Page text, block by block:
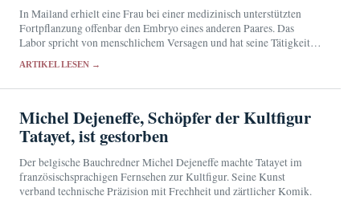
In Mailand erhielt eine Frau bei einer medizinisch unterstützten
Fortpflanzung offenbar den Embryo eines anderen Paares. Das
Labor spricht von menschlichem Versagen und hat seine Tätigkeit
ARTIKEL LESEN →
Michel Dejeneffe, Schöpfer der Kultfigur
Tatayet, ist gestorben
Der belgische Bauchredner Michel Dejeneffe machte Tatayet im
französischsprachigen Fernsehen zur Kultfigur. Seine Kunst
verband technische Präzision mit Frechheit und zärtlicher Komik.